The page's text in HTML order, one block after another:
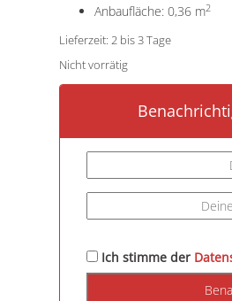
Anbaufläche: 0,36 m2
Lieferzeit: 2 bis 3 Tage
Nicht vorrätig
Ich stimme der